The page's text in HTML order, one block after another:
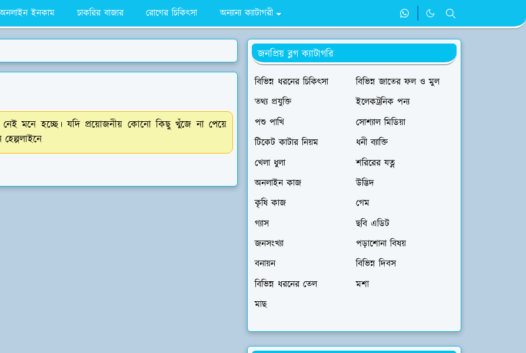
ইনকাম চাকরির বাজার রোগের চিকিৎসা অন্যান্য ক্যাটাগরী
মনে হচ্ছে। যদি প্রয়োজনীয় কোনো কিছু খুঁজে না পেয়ে
জনপ্রিয় ব্লগ ক্যাটাগরি
বিভিন্ন ধরনের চিকিৎসা
বিভিন্ন জাতের ফল ও মুল
তথ্য প্রযুক্তি
ইলেকট্রনিক পন্য
পশু পাখি
সোশ্যাল মিডিয়া
টিকেট কাটার নিয়ম
ধনী ব্যাক্তি
খেলা ধুলা
শরিরের যত্ন
অনলাইন কাজ
উদ্ভিদ
কৃষি কাজ
গেম
গ্যাস
ছবি এডিট
জনসংখ্যা
পড়াশোনা বিষয়
বনায়ন
বিভিন্ন দিবস
বিভিন্ন ধরনের তেল
মশা
মাছ